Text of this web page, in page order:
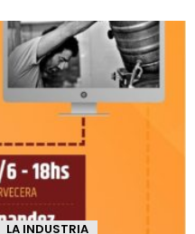
LA INDUSTRIA